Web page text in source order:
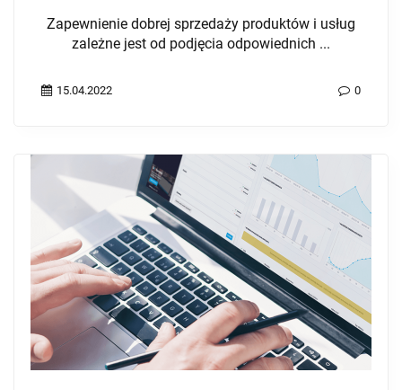
Zapewnienie dobrej sprzedaży produktów i usług
zależne jest od podjęcia odpowiednich ...
15.04.2022 0